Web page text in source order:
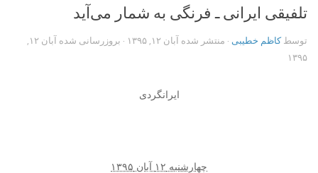
تلفیقی ایرانی ـ فرنگی به شمار می‌آید
توسطکاظم خطیبی · منتشر شده آبان ۱۲, ۱۳۹۵ · بروزرسانی شده
آبان ۱۲,
۱۳۹۵
ایرانگردی
چهارشنبه ۱۲ آبان ۱۳۹۵